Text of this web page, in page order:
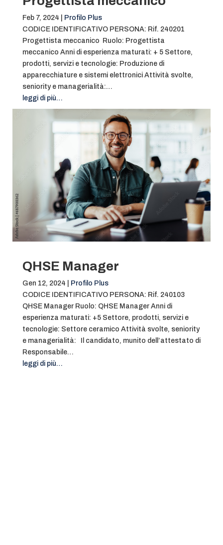
Feb 7, 2024
Profilo Plus
CODICE IDENTIFICATIVO PERSONA: Rif. 240201
Progettista meccanico Ruolo: Progettista
meccanico Anni di esperienza maturati: + 5 Settore,
prodotti, servizi e tecnologie: Produzione di
apparecchiature e sistemi elettronici Attività svolte,
seniority e managerialità:…
leggi di più…
QHSE Manager
Gen 12, 2024
Profilo Plus
CODICE IDENTIFICATIVO PERSONA: Rif. 240103
QHSE Manager Ruolo: QHSE Manager Anni di
esperienza maturati: +5 Settore, prodotti, servizi e
tecnologie: Settore ceramico Attività svolte, seniority
e managerialità: Il candidato, munito dell’attestato di
Responsabile…
leggi di più…